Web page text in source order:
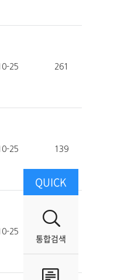
25 261
25 139
25
QUICK
통합검색